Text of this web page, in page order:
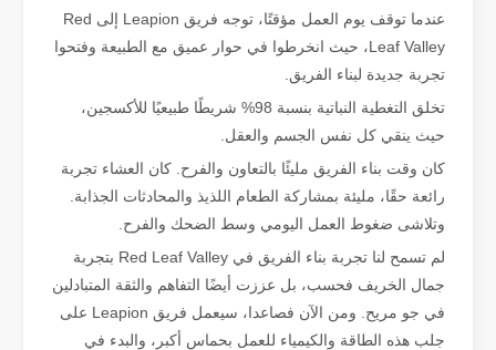
ما هو قطع الأنبوب بالليزر？
يعد قطع الأنابيب بالليزر تقنية أساسية في الصناعة التحويلية سريعة
عندما توقف يوم العمل مؤقتًا، توجه فريق Leapion إلى Red
Leaf Valley، حيث انخرطوا في حوار عميق مع الطبيعة وفتحوا
تجربة جديدة لبناء الفريق.
تخلق التغطية النباتية بنسبة 98% شريطًا طبيعيًا للأكسجين،
حيث ينقي كل نفس الجسم والعقل.
كان وقت بناء الفريق مليئًا بالتعاون والفرح. كان العشاء تجربة
رائعة حقًا، مليئة بمشاركة الطعام اللذيذ والمحادثات الجذابة.
وتلاشى ضغوط العمل اليومي وسط الضحك والفرح.
لم تسمح لنا تجربة بناء الفريق في Red Leaf Valley بتجربة
جمال الخريف فحسب، بل عززت أيضًا التفاهم والثقة المتبادلين
في جو مريح. ومن الآن فصاعدا، سيعمل فريق Leapion على
جلب هذه الطاقة والكيمياء للعمل بحماس أكبر، والبدء في